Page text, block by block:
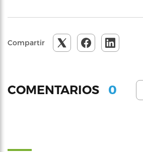
Compartir
COMENTARIOS 0